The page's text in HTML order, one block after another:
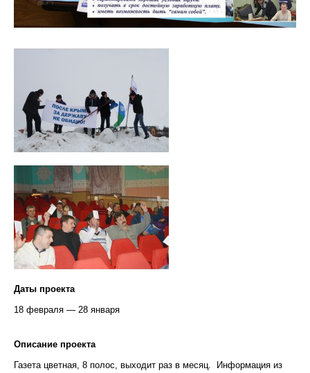
Даты проекта
18 февраля — 28 января
Описание проекта
Газета цветная, 8 полос, выходит раз в месяц. Информация из